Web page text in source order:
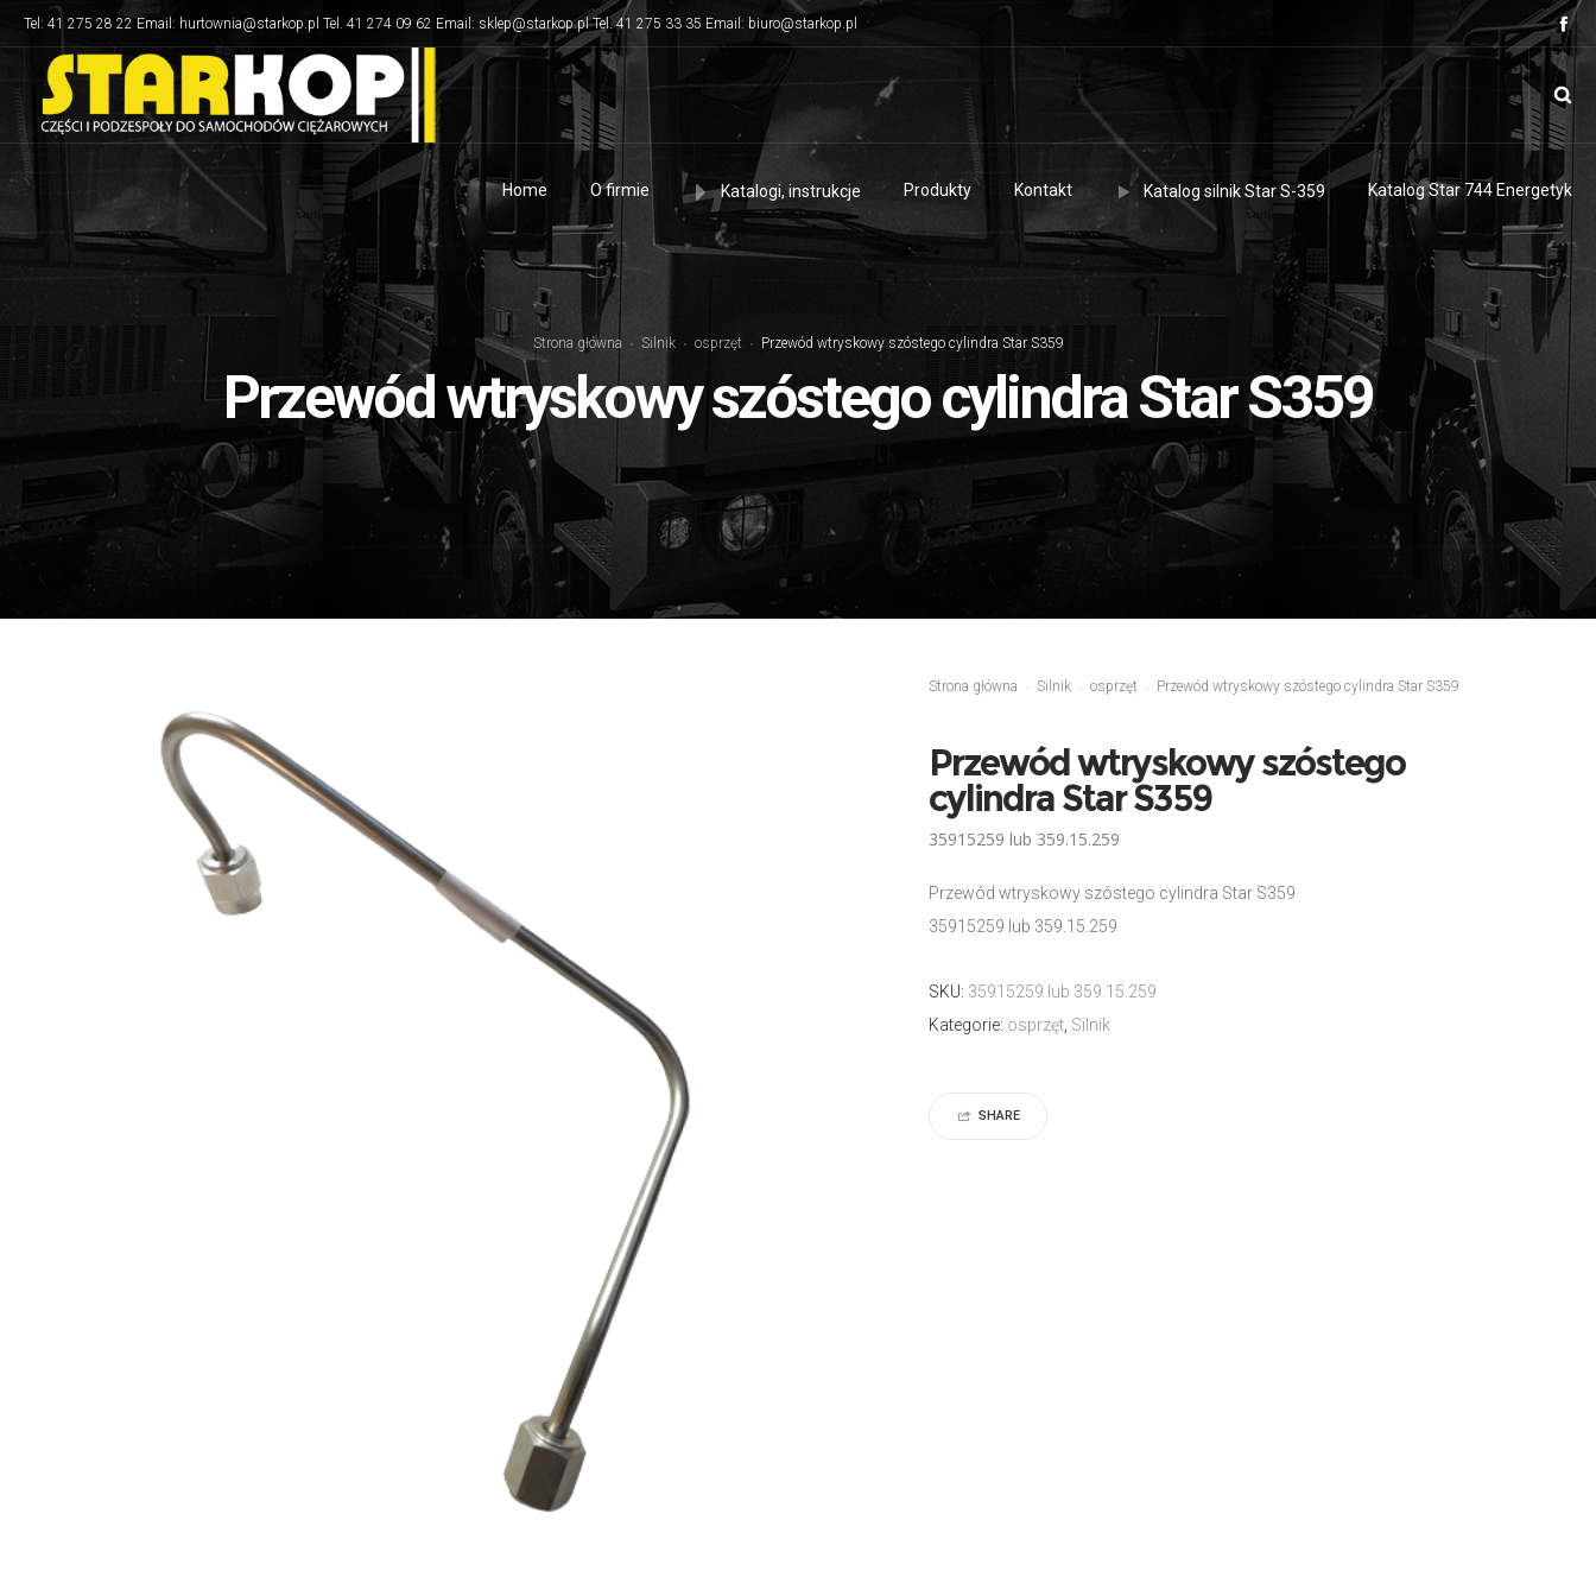
Tel: 41 275 28 22 Email: hurtownia@starkop.pl Tel. 41 274 09 62 Email: sklep@starkop.pl Tel. 41 275 33 35 Email: biuro@starkop.pl
Home O firmie Katalogi, instrukcje Produkty Kontakt Katalog silnik Star S-359 Katalog Star 744 Energetyk
Strona główna Silnik osprzęt Przewód wtryskowy szóstego cylindra Star S359
Przewód wtryskowy szóstego cylindra Star S359
Strona główna Silnik osprzęt Przewód wtryskowy szóstego cylindra Star S359
Przewód wtryskowy szóstego
cylindra Star S359
35915259 lub 359.15.259
Przewód wtryskowy szóstego cylindra Star S359
35915259 lub 359.15.259
SKU: 35915259 lub 359.15.259
Kategorie: osprzęt, Silnik
SHARE